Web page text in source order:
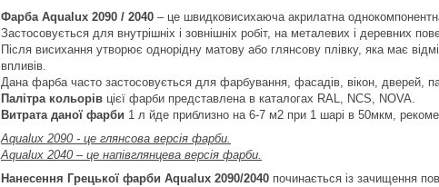
Фарба Aqualux 2090 / 2040 – це швидковисихаюча акрилатна
Застосовується для внутрішніх і зовнішніх робіт, на металевих і деревних
Після висихання утворює однорідну матову або глянсову плівку, яка має
впливів.
Дана фарба часто застосовується для фарбування, фасадів, вікон, дверей,
Палітра кольорів цієї фарби представлена ​​в каталогах RAL, NCS, NOVA.
Витрата даної фарби 1 л йде приблизно на 6-7 м2 при 1 шарі в 50мкм,
Aqualux 2090 - це глянсова версія фарби.
Aqualux 2040 – це напівглянцева версія фарби.
Нанесення Грецької фарби Aqualux 2090/2040 починається із зачищення